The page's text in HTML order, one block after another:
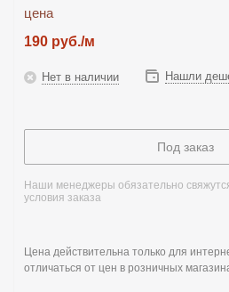
цена
190 руб./м
Нет в наличии Нашли
Под заказ
Наши менеджеры обязательно
условия заказа
Цена действительна только для
отличаться от цен в розничных